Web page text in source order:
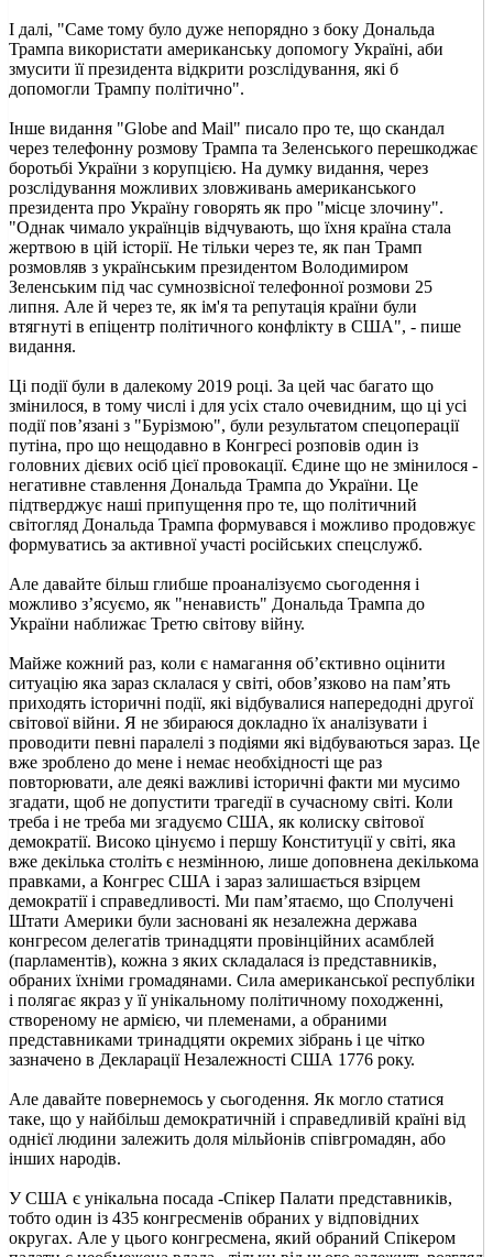
І далі, "Саме тому було дуже непорядно з боку Дональда
Трампа використати американську допомогу Україні, аби
змусити її президента відкрити розслідування, які б
допомогли Трампу політично".
Інше видання "Globe and Mail" писало про те, що скандал
через телефонну розмову Трампа та Зеленського перешкоджає
боротьбі України з корупцією. На думку видання, через
розслідування можливих зловживань американського
президента про Україну говорять як про "місце злочину".
"Однак чимало українців відчувають, що їхня країна стала
жертвою в цій історії. Не тільки через те, як пан Трамп
розмовляв з українським президентом Володимиром
Зеленським під час сумнозвісної телефонної розмови 25
липня. Але й через те, як ім'я та репутація країни були
втягнуті в епіцентр політичного конфлікту в США", - пише
видання.
Ці події були в далекому 2019 році. За цей час багато що
змінилося, в тому числі і для усіх стало очевидним, що ці усі
події пов’язані з "Бурізмою", були результатом спецоперації
путіна, про що нещодавно в Конгресі розповів один із
головних дієвих осіб цієї провокації. Єдине що не змінилося -
негативне ставлення Дональда Трампа до України. Це
підтверджує наші припущення про те, що політичний
світогляд Дональда Трампа формувався і можливо продовжує
формуватись за активної участі російських спецслужб.
Але давайте більш глибше проаналізуємо сьогодення і
можливо з’ясуємо, як "ненависть" Дональда Трампа до
України наближає Третю світову війну.
Майже кожний раз, коли є намагання об’єктивно оцінити
ситуацію яка зараз склалася у світі, обов’язково на пам’ять
приходять історичні події, які відбувалися напередодні другої
світової війни. Я не збираюся докладно їх аналізувати і
проводити певні паралелі з подіями які відбуваються зараз. Це
вже зроблено до мене і немає необхідності ще раз
повторювати, але деякі важливі історичні факти ми мусимо
згадати, щоб не допустити трагедії в сучасному світі. Коли
треба і не треба ми згадуємо США, як колиску світової
демократії. Високо цінуємо і першу Конституції у світі, яка
вже декілька століть є незмінною, лише доповнена декількома
правками, а Конгрес США і зараз залишається взірцем
демократії і справедливості. Ми пам’ятаємо, що Сполучені
Штати Америки були засновані як незалежна держава
конгресом делегатів тринадцяти провінційних асамблей
(парламентів), кожна з яких складалася із представників,
обраних їхніми громадянами. Сила американської республіки
і полягає якраз у її унікальному політичному походженні,
створеному не армією, чи племенами, а обраними
представниками тринадцяти окремих зібрань і це чітко
зазначено в Декларації Незалежності США 1776 року.
Але давайте повернемось у сьогодення. Як могло статися
таке, що у найбільш демократичній і справедливій країні від
однієї людини залежить доля мільйонів співгромадян, або
інших народів.
У США є унікальна посада -Спікер Палати представників,
тобто один із 435 конгресменів обраних у відповідних
округах. Але у цього конгресмена, який обраний Спікером